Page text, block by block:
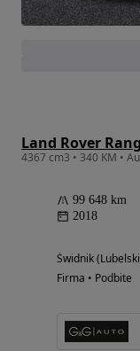
Land Rover
99 648 km
2018
Świdnik
Firma • Podbite